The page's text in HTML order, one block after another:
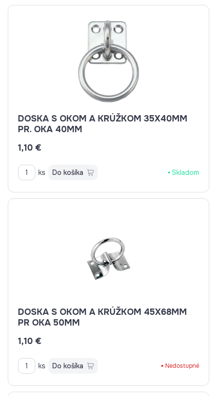
DOSKA S OKOM A KRÚŽKOM 35X40MM
PR. OKA 40MM
1,10 €
ks Do košíka Skladom
DOSKA S OKOM A KRÚŽKOM 45X68MM
PR OKA 50MM
1,10 €
ks Do košíka Nedostupné